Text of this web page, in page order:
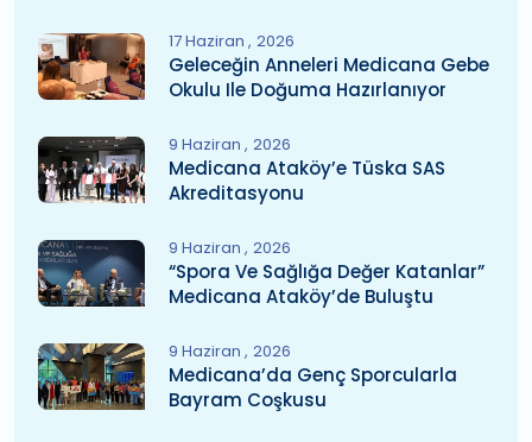
17 Haziran 2026
Geleceğin Anneleri Medicana Gebe
Okulu Ile Doğuma Hazırlanıyor
9 Haziran 2026
Medicana Ataköy’e Tüska SAS
Akreditasyonu
9 Haziran 2026
“Spora Ve Sağlığa Değer Katanlar”
Medicana Ataköy’de Buluştu
9 Haziran 2026
Medicana’da Genç Sporcularla
Bayram Coşkusu